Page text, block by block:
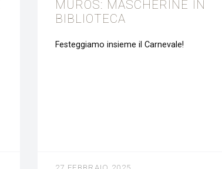
MUROS: MASCHERINE IN
BIBLIOTECA
Festeggiamo insieme il Carnevale!